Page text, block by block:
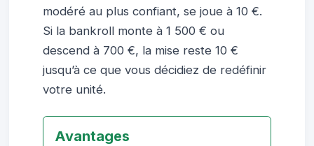
modéré au plus confiant, se joue à 10 €.
Si la bankroll monte à 1 500 € ou
descend à 700 €, la mise reste 10 €
jusqu’à ce que vous décidiez de redéfinir
votre unité.
Avantages